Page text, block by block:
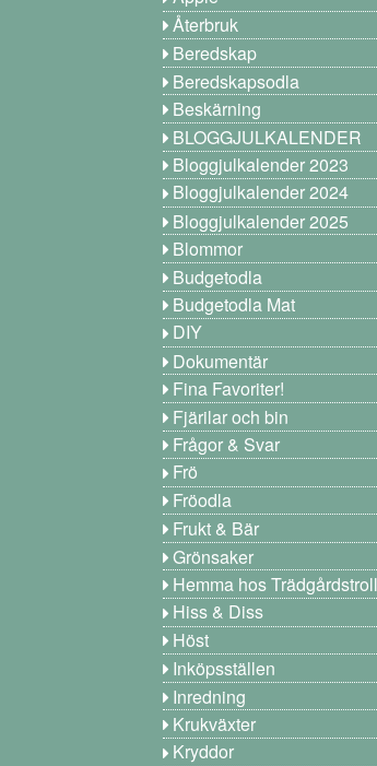
Återbruk
Beredskap
Beredskapsodla
Beskärning
BLOGGJULKALENDER
Bloggjulkalender 2023
Bloggjulkalender 2024
Bloggjulkalender 2025
Blommor
Budgetodla
Budgetodla Mat
DIY
Dokumentär
Fina Favoriter!
Fjärilar och bin
Frågor & Svar
Frö
Fröodla
Frukt & Bär
Grönsaker
Hemma hos
Hiss & Diss
Höst
Inköpsställen
Inredning
Krukväxter
Kryddor